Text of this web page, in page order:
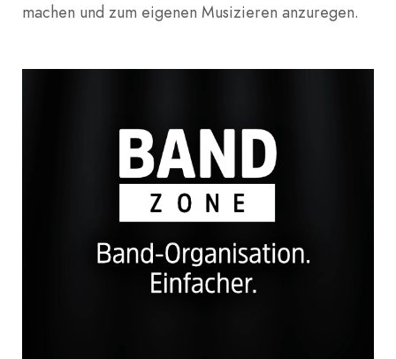
machen und zum eigenen Musizieren anzuregen.